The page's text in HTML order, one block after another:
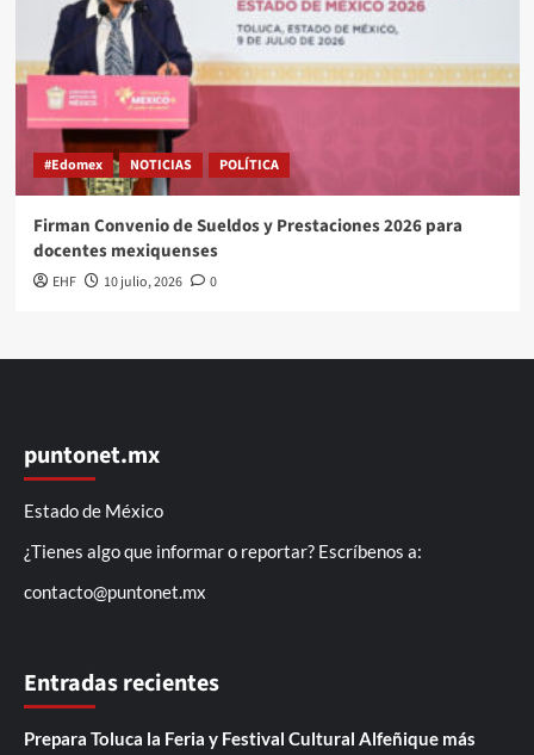
#Edomex NOTICIAS POLÍTICA
Firman Convenio de Sueldos y Prestaciones 2026 para
docentes mexiquenses
EHF 10 julio, 2026 0
puntonet.mx
Estado de México
¿Tienes algo que informar o reportar? Escríbenos a:
contacto@puntonet.mx
Entradas recientes
Prepara Toluca la Feria y Festival Cultural Alfeñique más